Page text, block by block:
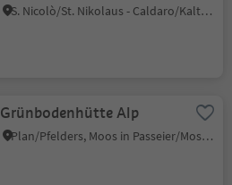
S. Nicolò/St. Nikolaus - Caldaro/Kaltern, Kaltern an der Weinstraße/Caldaro sulla Strada del Vino, Alto Adige Wine Road
Grünbodenhütte Alp
Plan/Pfelders, Moos in Passeier/Moso in Passiria, Meran/Merano and environs